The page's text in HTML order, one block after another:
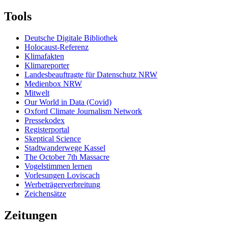
Tools
Deutsche Digitale Bibliothek
Holocaust-Referenz
Klimafakten
Klimareporter
Landesbeauftragte für Datenschutz NRW
Medienbox NRW
Mitwelt
Our World in Data (Covid)
Oxford Climate Journalism Network
Pressekodex
Registerportal
Skeptical Science
Stadtwanderwege Kassel
The October 7th Massacre
Vogelstimmen lernen
Vorlesungen Loviscach
Werbeträgerverbreitung
Zeichensätze
Zeitungen